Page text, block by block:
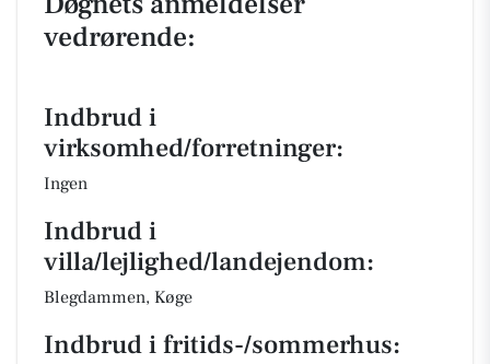
vedrørende:
Indbrud i
virksomhed/forretninger:
Ingen
Indbrud i
villa/lejlighed/landejendom:
Blegdammen, Køge
Indbrud i fritids-/sommerhus: